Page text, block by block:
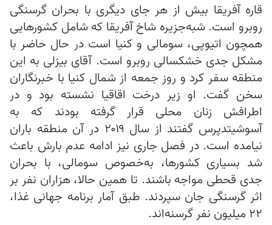
قاره آفریقا بیش از هر جای دیگری با بحران گرسنگی
روبرو است. شبه‌جزیره شاخ آفریقا که شامل کشورهایی
همچون اتیوپی، سومالی و کنیا است در حال حاضر با
مشکل جدی خشکسالی روبرو است. آقای بیزلی به این
منطقه سفر کرد و روز جمعه از شمال کنیا با خبرنگاران
سخن گفت. او زیر درخت اقاقیا نشسته بود و در
اطرافش زنان محلی قرار گرفته بودند که به
آسوشیتدپرس گفتند از سال ۲۰۱۹ در آن منطقه باران
نیامده است. در فصل جاری نیز ادامه عدم بارش باعث
شد بسیاری کشورها، به‌خصوص سومالی، با بحران
جدی قحطی مواجه باشند. تا همین حالا، هزاران نفر بر
اثر گرسنگی جان سپردند. طبق آمار برنامه جهانی غذا،
۲۲ میلیون نفر گرسنه‌اند.